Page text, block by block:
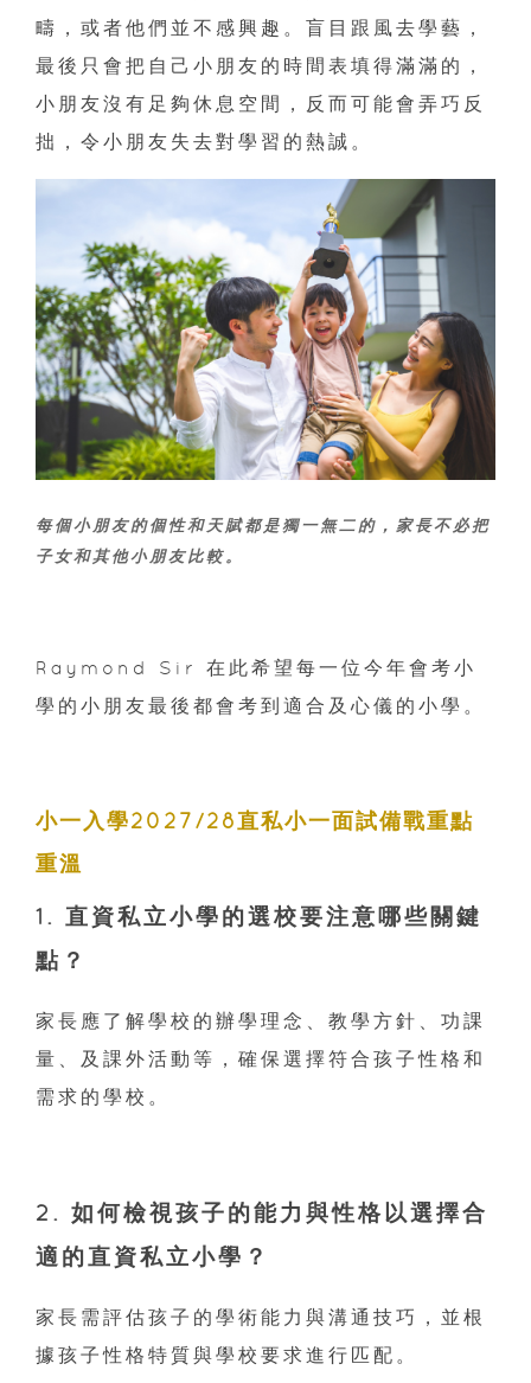
疇，或者他們並不感興趣。盲目跟風去學藝，
最後只會把自己小朋友的時間表填得滿滿的，
小朋友沒有足夠休息空間，反而可能會弄巧反
拙，令小朋友失去對學習的熱誠。
每個小朋友的個性和天賦都是獨一無二的，家長不必把
子女和其他小朋友比較。
Raymond Sir 在此希望每一位今年會考小
學的小朋友最後都會考到適合及心儀的小學。
小一入學2027/28直私小一面試備戰重點
重溫
1. 直資私立小學的選校要注意哪些關鍵
點？
家長應了解學校的辦學理念、教學方針、功課
量、及課外活動等，確保選擇符合孩子性格和
需求的學校。
2. 如何檢視孩子的能力與性格以選擇合
適的直資私立小學？
家長需評估孩子的學術能力與溝通技巧，並根
據孩子性格特質與學校要求進行匹配。